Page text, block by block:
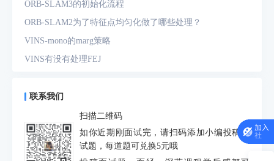
ORB-SLAM3的初始化流程
ORB-SLAM2为了特征点均匀化做了哪些处理？
VINS-mono的marg策略
VINS有没有处理FEJ
预积分中的bias如何处理
为什么要进行预积分
IMU测量方程是什么？噪声模型是什么？
动态场景对定位和建图分别有什么影响
联系我们
扫描二维码
如你近期刚面试完，请扫码添加小编投稿面
试题，每道题可兑换5元哦